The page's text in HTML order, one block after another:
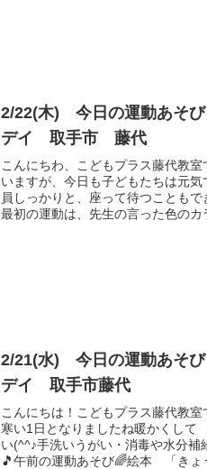
2/22(木) 今日の運動あそ
デイ 取手市 藤代
こんにちわ、こどもプラス藤代教
いますが、今日も子どもたちは元
員しっかりと、座って待つことも
最初の運動は、先生の言った色のカ
2/21(水) 今日の運動あそ
デイ 取手市藤代
こんにちは！こどもプラス藤代教
寒い1日となりましたね暖かくし
い(^^♪手洗いうがい・消毒や水分
🎵午前の運動あそび🌈絵本 「きょ